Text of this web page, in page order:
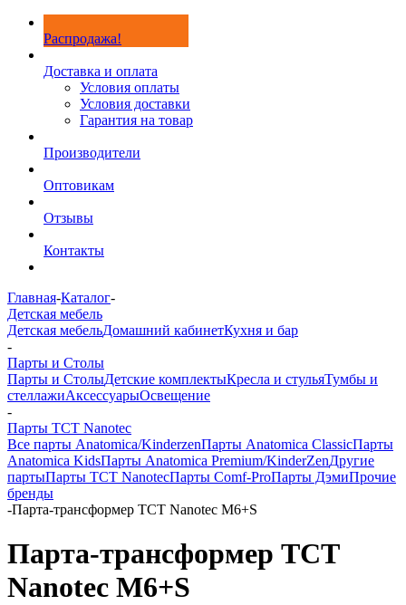
Распродажа!
Доставка и оплата
Условия оплаты
Условия доставки
Гарантия на товар
Производители
Оптовикам
Отзывы
Контакты
Главная-Каталог-
Детская мебель
Детская мебельДомашний кабинетКухня и бар
-
Парты и Столы
Парты и СтолыДетские комплектыКресла и стульяТумбы и
стеллажиАксессуарыОсвещение
-
Парты TCT Nanotec
Все парты Anatomica/KinderzenПарты Anatomica ClassicПарты
Anatomica KidsПарты Anatomica Premium/KinderZenДругие
партыПарты TCT NanotecПарты Comf-ProПарты ДэмиПрочие
бренды
-Парта-трансформер TCT Nanotec M6+S
Парта-трансформер TCT
Nanotec M6+S